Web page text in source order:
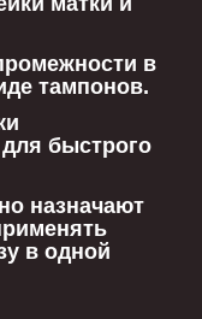
в
тампонов.
быстрого
назначают
в одной